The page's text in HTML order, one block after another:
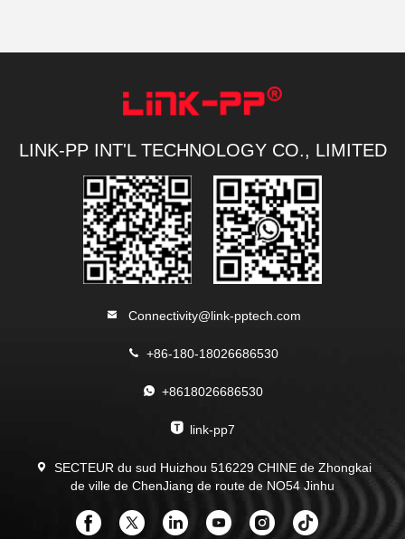
LINK-PP INT'L TECHNOLOGY CO., LIMITED
Connectivity@link-pptech.com
+86-180-18026686530
+8618026686530
link-pp7
SECTEUR du sud Huizhou 516229 CHINE de Zhongkai
de ville de ChenJiang de route de NO54 Jinhu